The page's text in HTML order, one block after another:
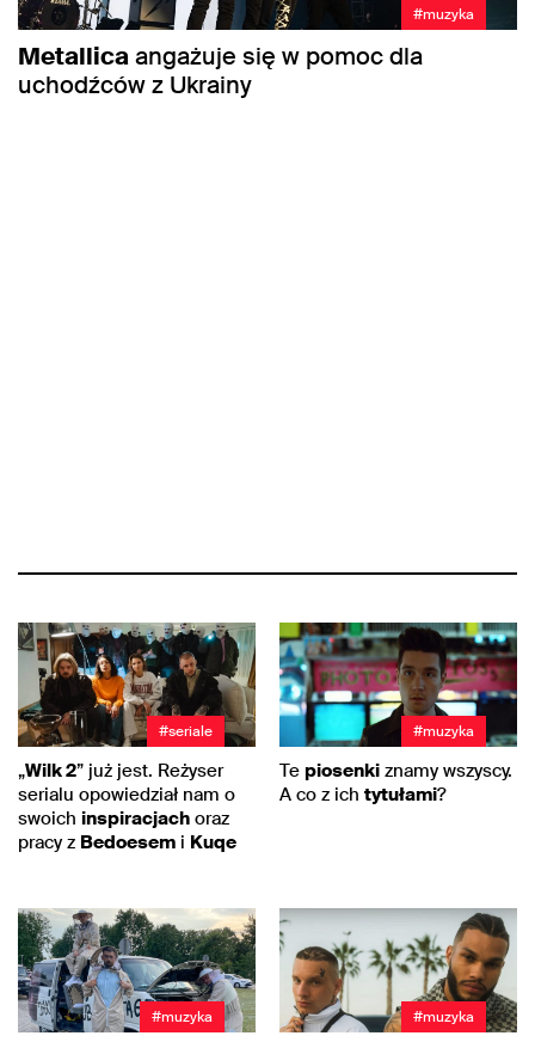
#muzyka
Metallicaangażuje się w pomoc dla
uchodźców z Ukrainy
#seriale
„Wilk 2” już jest. Reżyser
serialu opowiedział nam o
swoich inspiracjach oraz
pracy z Bedoesem i Kuqe
#muzyka
Te piosenki znamy wszyscy.
A co z ich tytułami?
#muzyka #muzyka